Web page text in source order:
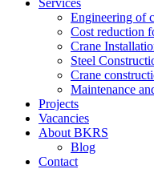
Services
Engineering of
Cost reduction
Crane
Steel
Crane
Maintenance
Projects
Vacancies
About BKRS
Blog
Contact